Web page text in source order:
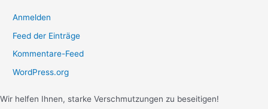
Anmelden
Feed der Einträge
Kommentare-Feed
WordPress.org
Wir helfen Ihnen, starke Verschmutzungen zu beseitigen!